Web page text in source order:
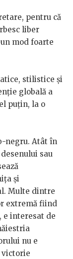
pentru că
liber
mod foarte
stilistice și
globală a
puțin, la o
negru. Atât în
sau
și
Multe dintre
extremă fiind
e interesat de
nu e
victorie